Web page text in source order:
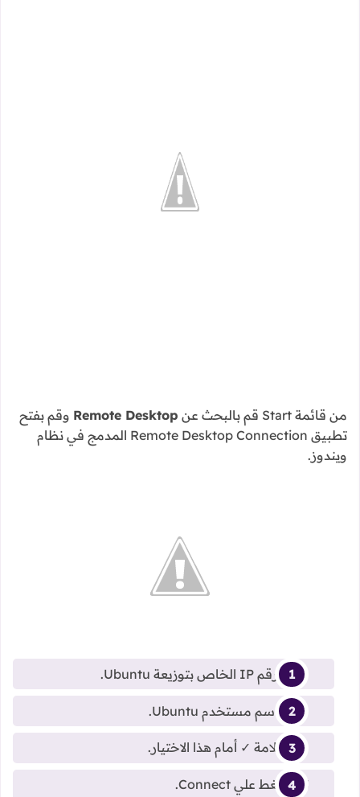
من قائمة Start قم بالبحث عن Remote Desktop وقم بفتح
تطبيق Remote Desktop Connection المدمج في نظام
ويندوز.
اكتب رقم IP الخاص بتوزيعة Ubuntu.
اكتب اسم مستخدم Ubuntu.
ضع علامة ✓ أمام هذا الاختيار.
ثم اضغط علي Connect.